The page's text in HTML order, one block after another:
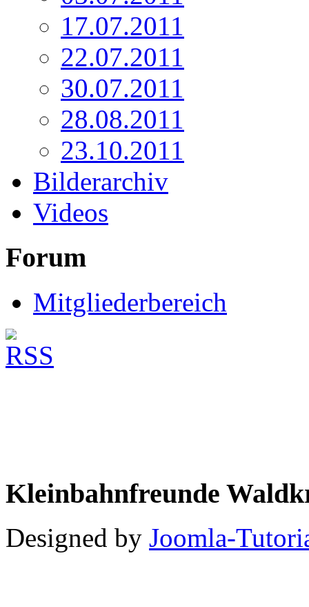
17.07.2011
22.07.2011
30.07.2011
28.08.2011
23.10.2011
Bilderarchiv
Videos
Forum
Mitgliederbereich
Kleinbahnfreunde
Designed by Joomla-